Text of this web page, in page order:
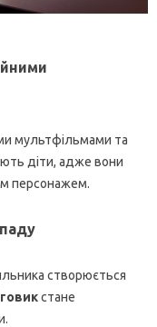
мультфільмами та
діти, адже вони
персонажем.
створюється
стане